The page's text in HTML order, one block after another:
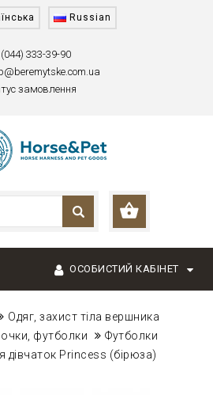
Russian
333-39-90
замовлення
ОСОБИСТИЙ КАБІНЕТ
Одяг, захист тіла вершника
футболки
Футболки
дівчаток Princess (бірюза)